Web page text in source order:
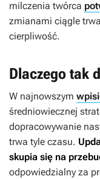
milczenia twórca
zmianami ciągle
cierpliwość.
Dlaczego tak
W najnowszym
średniowiecznej
dopracowywanie
trwa tyle czasu.
skupia się na
odpowiedzialny za